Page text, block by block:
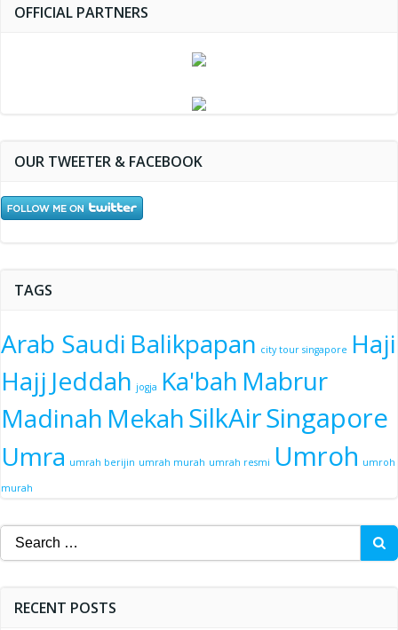
OFFICIAL PARTNERS
OUR TWEETER & FACEBOOK
TAGS
Arab Saudi Balikpapan city tour singapore Haji
Hajj Jeddah jogja Ka'bah Mabrur
Madinah MekahSilkAirSingapore
Umra umrah berijin umrah murah umrah resmi Umroh umroh
murah
Search
for:
RECENT POSTS